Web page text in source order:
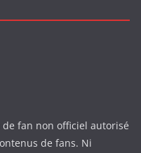
fan non officiel autorisé
de fans. Ni